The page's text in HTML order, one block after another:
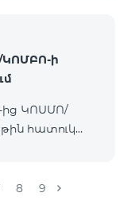
ԿՈՄԲՈ-ի
ից ԿՈՍՄՈ/
հատուկ
ՀՀ դրամ։
8 9